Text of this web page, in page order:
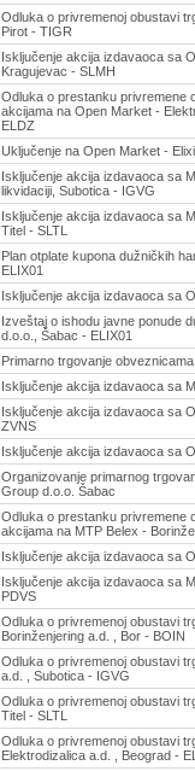
Odluka o privremenoj obustavi
Pirot - TIGR
Isključenje akcija izdavaoca sa
Kragujevac - SLMH
Odluka o prestanku privremene
akcijama na Open Market -
ELDZ
Uključenje na Open Market -
Isključenje akcija izdavaoca sa
likvidaciji, Subotica - IGVG
Isključenje akcija izdavaoca sa
Titel - SLTL
Plan otplate kupona dužničkih
ELIX01
Isključenje akcija izdavaoca sa
Izveštaj o ishodu javne ponude
d.o.o., Šabac - ELIX01
Primarno trgovanje
Isključenje akcija izdavaoca sa
Isključenje akcija izdavaoca sa
ZVNS
Isključenje akcija izdavaoca sa
Organizovanje primarnog
Group d.o.o. Šabac
Odluka o prestanku privremene
akcijama na MTP Belex -
Isključenje akcija izdavaoca sa
Isključenje akcija izdavaoca sa
PDVS
Odluka o privremenoj obustavi
Borinženjering a.d. , Bor - BOIN
Odluka o privremenoj obustavi
a.d. , Subotica - IGVG
Odluka o privremenoj obustavi
Titel - SLTL
Odluka o privremenoj obustavi
Elektrodizalica a.d. , Beograd -